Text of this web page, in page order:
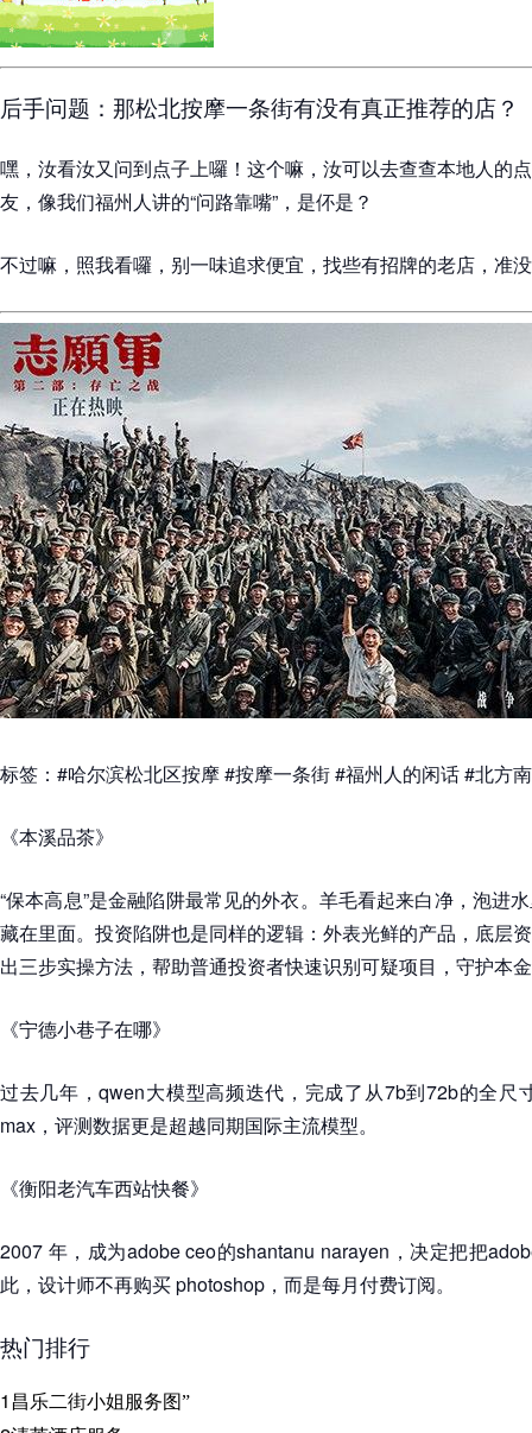
后手问题：那松北按摩一条街有没有真正推荐的店？
嘿，汝看汝又问到点子上囉！这个嘛，汝可以去查查本地人的
友，像我们福州人讲的“问路靠嘴”，是伓是？
不过嘛，照我看囉，别一味追求便宜，找些有招牌的老店，准
标签：#哈尔滨松北区按摩 #按摩一条街 #福州人的闲话 #北方
《本溪品茶》
“保本高息”是金融陷阱最常见的外衣。羊毛看起来白净，泡进
藏在里面。投资陷阱也是同样的逻辑：外表光鲜的产品，底层
出三步实操方法，帮助普通投资者快速识别可疑项目，守护本
《宁德小巷子在哪》
过去几年，qwen大模型高频迭代，完成了从7b到72b的全尺
max，评测数据更是超越同期国际主流模型。
《衡阳老汽车西站快餐》
2007 年，成为adobe ceo的shantanu narayen，决定把把
此，设计师不再购买 photoshop，而是每月付费订阅。
热门排行
1 昌乐二街小姐服务图”